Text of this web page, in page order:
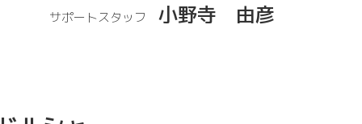
サポートスタッフ
小野寺 由彦